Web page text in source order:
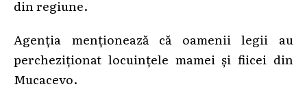
din regiune.
Agenția menționează că oamenii legii au
percheziționat locuințele mamei și fiicei din
Mucacevo.